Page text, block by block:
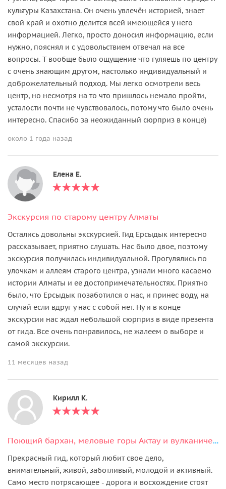
культуры Казахстана. Он очень увлечён историей, знает
свой край и охотно делится всей имеющейся у него
информацией. Легко, просто доносил информацию, если
нужно, пояснял и с удовольствием отвечал на все
вопросы. Т вообще было ощущение что гуляешь по центру
с очень знающим другом, настолько индивидуальный и
доброжелательный подход. Мы легко осмотрели весь
центр, но несмотря на то что пришлось немало пройти,
усталости почти не чувствовалось, потому что было очень
интересно. Спасибо за неожиданный сюрприз в конце)
около 1 года назад
Елена Е.
Экскурсия по старому центру Алматы
Остались довольны экскурсией. Гид Ерсыдык интересно
рассказывает, приятно слушать. Нас было двое, поэтому
экскурсия получилась индивидуальной. Прогулялись по
улочкам и аллеям старого центра, узнали много касаемо
истории Алматы и ее достопримечательностях. Приятно
было, что Ерсыдык позаботился о нас, и принес воду, на
случай если вдруг у нас с собой нет. Ну и в конце
экскурсии нас ждал небольшой сюрприз в виде презента
от гида. Все очень понравилось, не жалеем о выборе и
самой экскурсии.
11 месяцев назад
Кирилл К.
Поющий бархан, меловые горы Актау и вулканические горы Катутау
Прекрасный гид, который любит свое дело,
внимательный, живой, заботливый, молодой и активный.
Само место потрясающее - дорога и восхождение стоят